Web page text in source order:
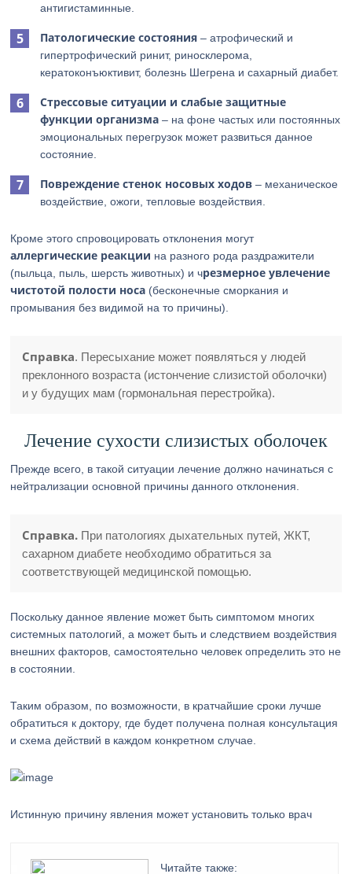
антигистаминные.
Патологические состояния – атрофический и
гипертрофический ринит, риносклерома,
кератоконъюктивит, болезнь Шегрена и сахарный диабет.
Стрессовые ситуации и слабые защитные
функции организма – на фоне частых или постоянных
эмоциональных перегрузок может развиться данное
состояние.
Повреждение стенок носовых ходов – механическое
воздействие, ожоги, тепловые воздействия.
Кроме этого спровоцировать отклонения могут
аллергические реакции на разного рода раздражители
(пыльца, пыль, шерсть животных) и чрезмерное увлечение
чистотой полости носа (бесконечные сморкания и
промывания без видимой на то причины).
Справка. Пересыхание может появляться у людей
преклонного возраста (истончение слизистой оболочки)
и у будущих мам (гормональная перестройка).
Лечение сухости слизистых оболочек
Прежде всего, в такой ситуации лечение должно начинаться с
нейтрализации основной причины данного отклонения.
Справка. При патологиях дыхательных путей, ЖКТ,
сахарном диабете необходимо обратиться за
соответствующей медицинской помощью.
Поскольку данное явление может быть симптомом многих
системных патологий, а может быть и следствием воздействия
внешних факторов, самостоятельно человек определить это не
в состоянии.
Таким образом, по возможности, в кратчайшие сроки лучше
обратиться к доктору, где будет получена полная консультация
и схема действий в каждом конкретном случае.
Истинную причину явления может установить только врач
Читайте также: